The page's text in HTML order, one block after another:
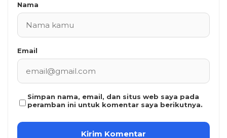
Nama
Email
Simpan nama, email, dan situs web saya pada
peramban ini untuk komentar saya berikutnya.